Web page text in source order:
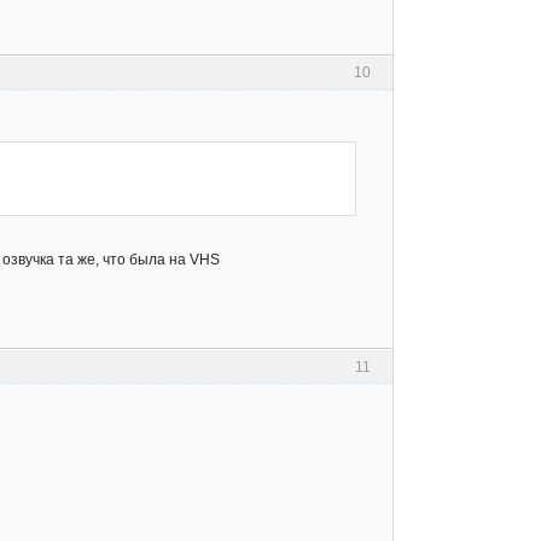
10
та же, что была на VHS
11